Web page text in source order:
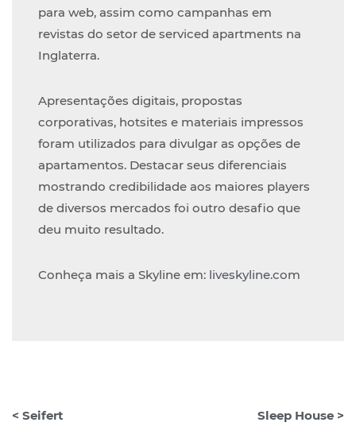
para web, assim como campanhas em
revistas do setor de serviced apartments na
Inglaterra.
Apresentações digitais, propostas
corporativas, hotsites e materiais impressos
foram utilizados para divulgar as opções de
apartamentos. Destacar seus diferenciais
mostrando credibilidade aos maiores players
de diversos mercados foi outro desafio que
deu muito resultado.
Conheça mais a Skyline em: liveskyline.com
< Seifert Sleep House >